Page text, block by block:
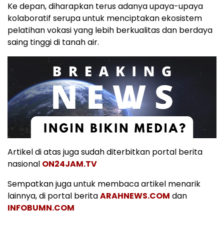
Ke depan, diharapkan terus adanya upaya-upaya
kolaboratif serupa untuk menciptakan ekosistem
pelatihan vokasi yang lebih berkualitas dan berdaya
saing tinggi di tanah air.
Artikel di atas juga sudah diterbitkan portal berita
nasional ON24JAM.TV
Sempatkan juga untuk membaca artikel menarik
lainnya, di portal beritaARAHNEWS.COM dan
INFOBUMN.COM